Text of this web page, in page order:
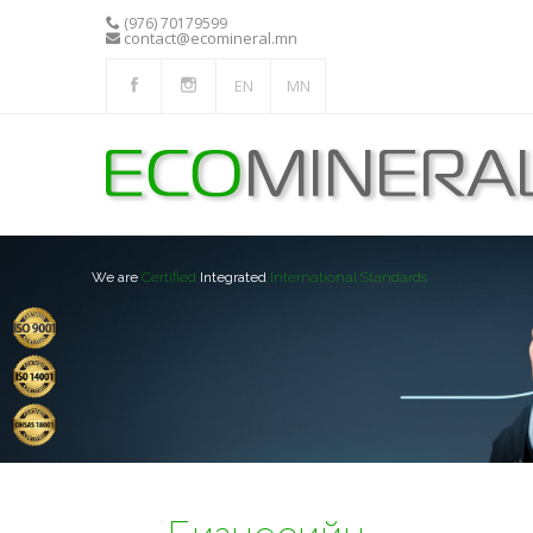
(976) 70179599
contact@ecomineral.mn
EN MN
Certified International Standards